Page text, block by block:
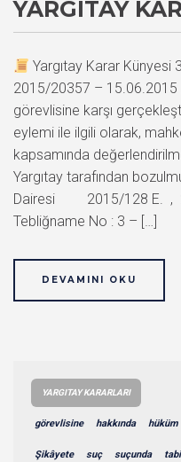
YARGITAY
Yargıtay Karar
2015/20357 – 15.06.2015
görevlisine karşı
eylemi ile ilgili olarak,
kapsamında
Yargıtay tarafından
Dairesi 2015/128 E. ,
Tebliğname No : 3 – […]
DEVAMINI OKU
YARGITAY KARARLARI
görevlisine hakkında hüküm
Şikâyete suç suçunda tabi